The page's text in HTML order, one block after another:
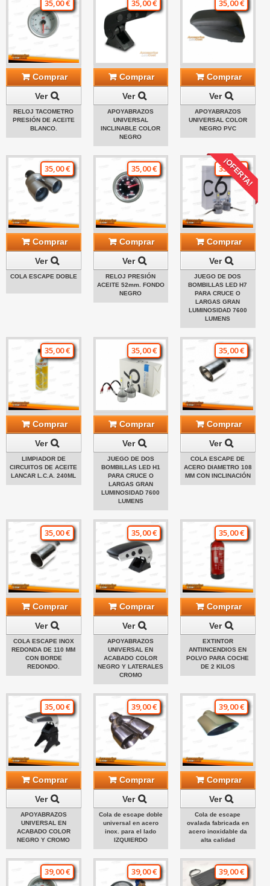
35,00 €
Comprar
Ver
RELOJ TACOMETRO
PRESIÓN DE ACEITE
BLANCO.
35,00 €
Comprar
Ver
APOYABRAZOS
UNIVERSAL
INCLINABLE COLOR
NEGRO
35,00 €
Comprar
Ver
APOYABRAZOS
UNIVERSAL COLOR
NEGRO PVC
35,00 €
Comprar
Ver
COLA ESCAPE DOBLE
35,00 €
Comprar
Ver
RELOJ PRESIÓN
ACEITE 52mm. FONDO
NEGRO
¡OFERTA!
35,00 €
Comprar
Ver
JUEGO DE DOS
BOMBILLAS LED H7
PARA CRUCE O
LARGAS GRAN
LUMINOSIDAD 7600
LUMENS
35,00 €
Comprar
Ver
LIMPIADOR DE
CIRCUITOS DE ACEITE
LANCAR L.C.A. 240ML
35,00 €
Comprar
Ver
JUEGO DE DOS
BOMBILLAS LED H1
PARA CRUCE O
LARGAS GRAN
LUMINOSIDAD 7600
LUMENS
35,00 €
Comprar
Ver
COLA ESCAPE DE
ACERO DIAMETRO 108
MM CON INCLINACIÓN
35,00 €
Comprar
Ver
COLA ESCAPE INOX
REDONDA DE 110 MM
CON BORDE
REDONDO.
35,00 €
Comprar
Ver
APOYABRAZOS
UNIVERSAL EN
ACABADO COLOR
NEGRO Y LATERALES
CROMO
35,00 €
Comprar
Ver
EXTINTOR
ANTIINCENDIOS EN
POLVO PARA COCHE
DE 2 KILOS
35,00 €
Comprar
Ver
APOYABRAZOS
UNIVERSAL EN
ACABADO COLOR
NEGRO Y CROMO
39,00 €
Comprar
Ver
Cola de escape doble
universal en acero
inox. para el lado
IZQUIERDO
39,00 €
Comprar
Ver
Cola de escape
ovalada fabricada en
acero inoxidable da
alta calidad
39,00 € 39,00 € 39,00 €